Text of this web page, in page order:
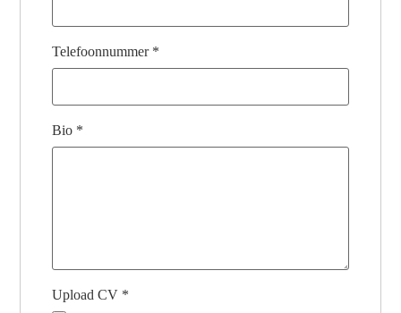
Telefoonnummer *
Bio *
Upload CV *